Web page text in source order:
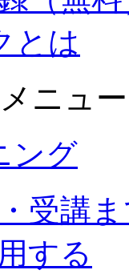
とは
ニュー
ング
受講
する